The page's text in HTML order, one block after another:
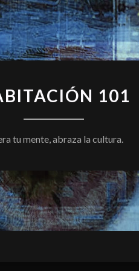
101
tu mente, abraza la cultura.